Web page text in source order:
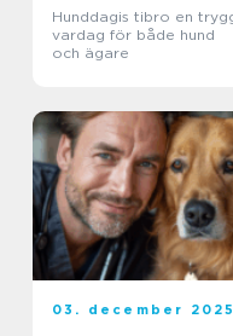
Hunddagis tibro en trygg
vardag för både hund
och ägare
03. december 2025